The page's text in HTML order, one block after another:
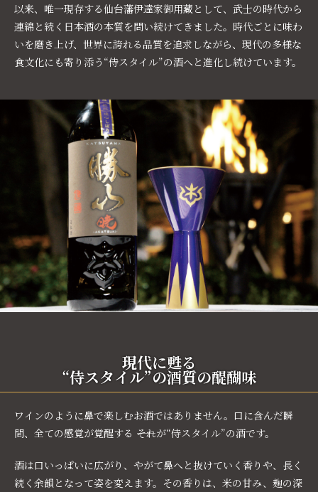
以来、唯一現存する仙台藩伊達家御用藏として、武士の時代から
連綿と続く日本酒の本質を問い続けてきました。時代ごとに味わ
いを磨き上げ、世界に誇れる品質を追求しながら、現代の多様な
食文化にも寄り添う“侍スタイル”の酒へと進化し続けています。
現代に甦る
“侍スタイル”の酒質の醍醐味
ワインのように鼻で楽しむお酒ではありません。口に含んだ瞬
間、全ての感覚が覚醒する ――それが“侍スタイル”の酒です。
酒は口いっぱいに広がり、やがて鼻へと抜けていく香りや、長く
続く余韻となって姿を変えます。その香りは、米の甘み、麹の深